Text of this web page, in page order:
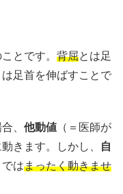
とです。 背屈とは足
は足首を伸ばすことで
、 他動値 （＝医師が
きます。しかし、
自
ではまったく動きませ